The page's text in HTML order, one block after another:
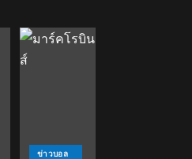
ข่าวบอล